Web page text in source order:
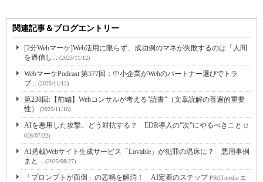
関連記事＆ブログエントリー
[2分Webマーケ]Web活用に限らず、成功例のマネが失敗するのは「人間
を過信し...
(2025/11/12)
WebマーケPodcast 第577回：中小企業がWebのパートナー選びでトラ
ブ...
(2025/11/12)
第238回:【前編】Webコンサルが考える"読書"（文章読解の普遍的重要
性）
(2025/11/16)
AIを悪用した攻撃、どう対抗する？ EDR導入の“次”にやるべきこと (2
026/07/22)
AI搭載Webサイト生成サービス「Lovable」が犯罪の温床に？ 悪用事例
まと...
(2025/08/27)
「プロンプトが面倒」の悲鳴を解消！ AI定着のステップPR(ITmedia エ